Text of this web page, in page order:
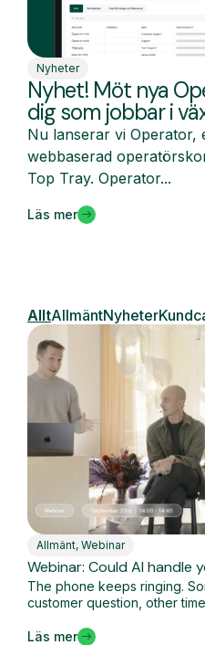
Nyheter
Nyhet! Möt nya
dig som jobbar i
Nu lanserar vi Operator,
webbaserad
Top Tray. Operator...
Läs mer
AlltAllmäntNyheter
Allmänt, Webinar
Webinar: Could AI handle
The phone keeps ringing.
customer question, other
Läs mer